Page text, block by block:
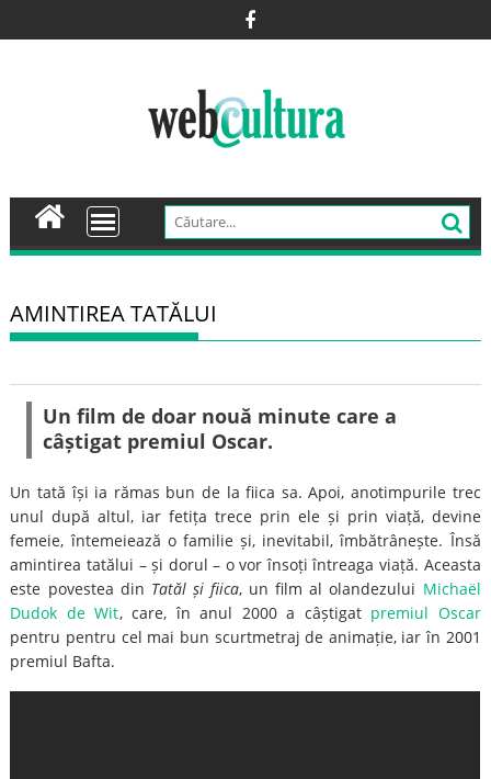
to
AMINTIREA TATĂLUI
Un film de doar nouă minute care a
câștigat premiul Oscar.
Un tată își ia rămas bun de la fiica sa. Apoi, anotimpurile trec
unul după altul, iar fetița trece prin ele și prin viață, devine
femeie, întemeiează o familie și, inevitabil, îmbătrânește. Însă
amintirea tatălui – și dorul – o vor însoți întreaga viață. Aceasta
este povestea din Tatăl și fiica, un film al olandezului Michaël
Dudok de Wit, care, în anul 2000 a câștigat premiul Oscar
pentru pentru cel mai bun scurtmetraj de animație, iar în 2001
premiul Bafta.